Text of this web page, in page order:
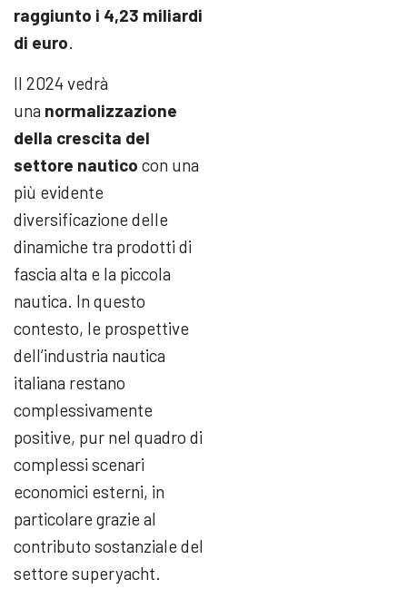
raggiunto i 4,23 miliardi
di euro.
Il 2024 vedrà
una normalizzazione
della crescita del
settore nautico con una
più evidente
diversificazione delle
dinamiche tra prodotti di
fascia alta e la piccola
nautica. In questo
contesto, le prospettive
dell’industria nautica
italiana restano
complessivamente
positive, pur nel quadro di
complessi scenari
economici esterni, in
particolare grazie al
contributo sostanziale del
settore superyacht.